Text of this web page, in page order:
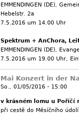
EMMENDINGEN (DE),
Hebelstr. 2a
7.5.2016 um 14.00 Uhr
Spektrum + AnChora,
EMMENDINGEN (DE),
7.5.2016 um 19.00 Uhr,
Mai Konzert in der
So., 01/05/2016 - 15:00
v krásném lomu u Poříčí
při cestě do Měsíčního